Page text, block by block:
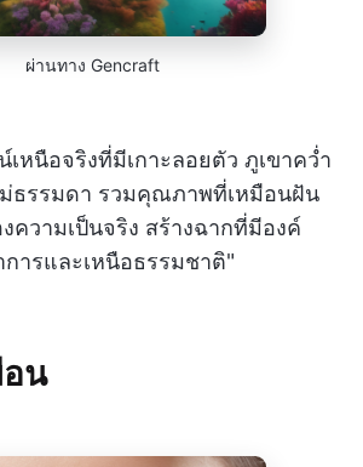
ผ่านทาง Gencraft
หนือจริงที่มีเกาะลอยตัว ภูเขาคว่ำ
ธรรมดา รวมคุณภาพที่เหมือนฝัน
ความเป็นจริง สร้างฉากที่มีองค์
ารและเหนือธรรมชาติ"
น